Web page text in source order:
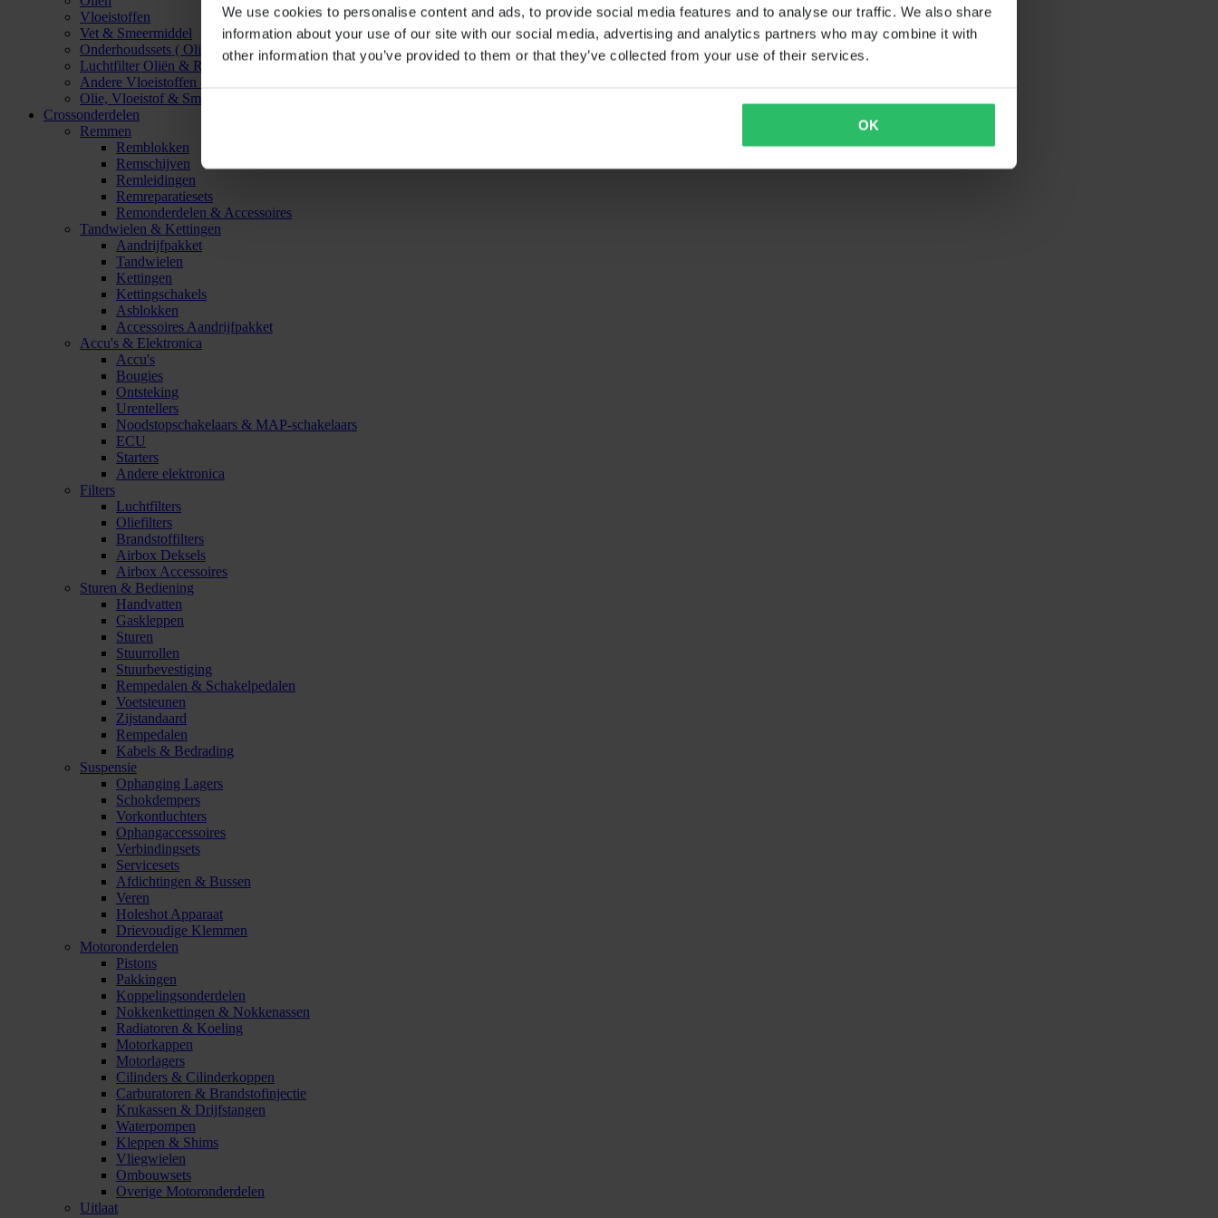
We use cookies to personalise content and ads, to provide social media features and to analyse our traffic. We also share
information about your use of our site with our social media, advertising and analytics partners who may combine it with
other information that you’ve provided to them or that they’ve collected from your use of their services.
OK
Vloeistoffen
Vet & Smeermiddel
Onderhoudssets ( Olie & Filter)
Luchtfilter Oliën & Reinigers
Andere Vloeistoffen & Smeermiddelen
Olie, Vloeistof & Smeermiddel Accessoires
Crossonderdelen
Remmen
Remblokken
Remschijven
Remleidingen
Remreparatiesets
Remonderdelen & Accessoires
Tandwielen & Kettingen
Aandrijfpakket
Tandwielen
Kettingen
Kettingschakels
Asblokken
Accessoires Aandrijfpakket
Accu's & Elektronica
Accu's
Bougies
Ontsteking
Urentellers
Noodstopschakelaars & MAP-schakelaars
ECU
Starters
Andere elektronica
Filters
Luchtfilters
Oliefilters
Brandstoffilters
Airbox Deksels
Airbox Accessoires
Sturen & Bediening
Handvatten
Gaskleppen
Sturen
Stuurrollen
Stuurbevestiging
Rempedalen & Schakelpedalen
Voetsteunen
Zijstandaard
Rempedalen
Kabels & Bedrading
Suspensie
Ophanging Lagers
Schokdempers
Vorkontluchters
Ophangaccessoires
Verbindingsets
Servicesets
Afdichtingen & Bussen
Veren
Holeshot Apparaat
Drievoudige Klemmen
Motoronderdelen
Pistons
Pakkingen
Koppelingsonderdelen
Nokkenkettingen & Nokkenassen
Radiatoren & Koeling
Motorkappen
Motorlagers
Cilinders & Cilinderkoppen
Carburatoren & Brandstofinjectie
Krukassen & Drijfstangen
Waterpompen
Kleppen & Shims
Vliegwielen
Ombouwsets
Overige Motoronderdelen
Uitlaat